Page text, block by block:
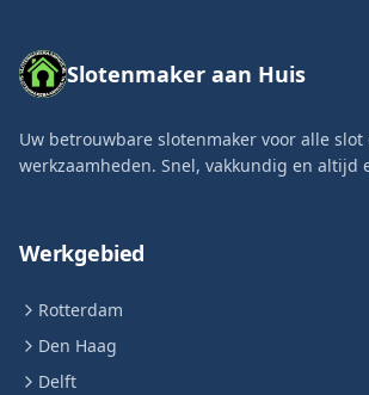
Slotenmaker aan Huis
Uw betrouwbare slotenmaker voor alle
werkzaamheden. Snel, vakkundig en altijd
Werkgebied
Rotterdam
Den Haag
Delft